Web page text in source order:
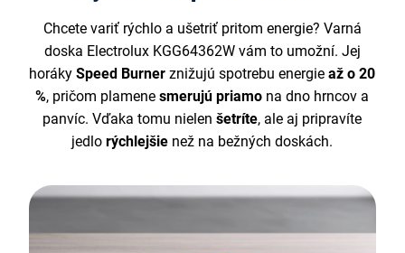
Chcete variť rýchlo a ušetriť pritom energie? Varná
doska Electrolux KGG64362W vám to umožní. Jej
horákySpeed Burner znižujú spotrebu energieaž o 20
%, pričom plamenesmerujú priamo na dno hrncov a
panvíc. Vďaka tomu nielenšetríte, ale aj pripravíte
jedlorýchlejšie než na bežných doskách.